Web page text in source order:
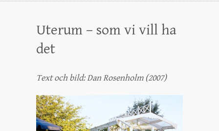
Uterum – som vi vill ha
det
Text och bild: Dan Rosenholm (2007)